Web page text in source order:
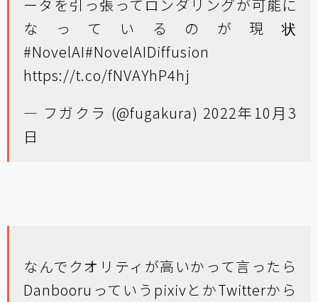
ータを引っ張ってロンダリングが可能に
なっているのが現状
#NovelAI#NovelAIDiffusion
https://t.co/fNVAYhP4hj
— フガクラ (@fugakura) 2022年10月3
日
なんでクオリティが高いかって言ったら
DanbooruっていうpixivとかTwitterから